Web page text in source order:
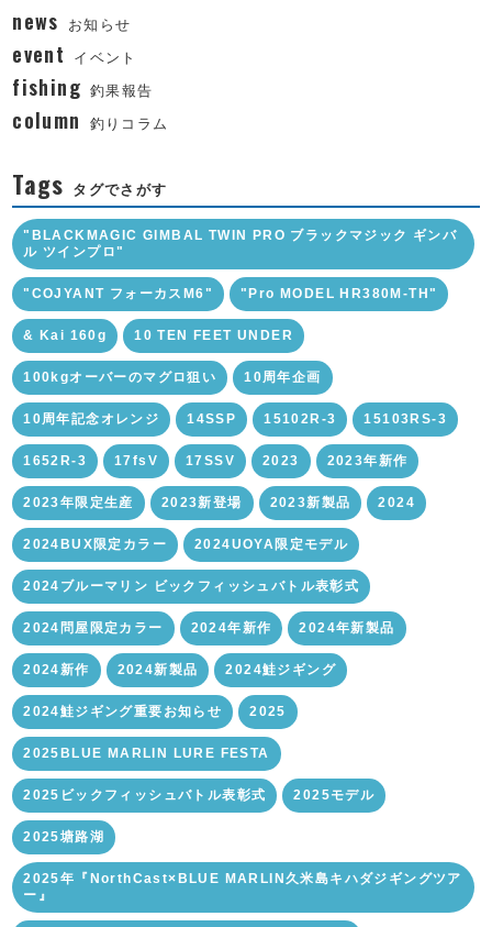
news お知らせ
event イベント
fishing 釣果報告
column 釣りコラム
Tags タグでさがす
"BLACKMAGIC GIMBAL TWIN PRO ブラックマジック ギンバ
ル ツインプロ"
"COJYANT フォーカスM6" "Pro MODEL HR380M-TH"
& Kai 160g 10 TEN FEET UNDER
100kgオーバーのマグロ狙い 10周年企画
10周年記念オレンジ 14SSP 15102R-3 15103RS-3
1652R-3 17fsV 17SSV 2023 2023年新作
2023年限定生産 2023新登場 2023新製品 2024
2024BUX限定カラー 2024UOYA限定モデル
2024ブルーマリン ビックフィッシュバトル表彰式
2024問屋限定カラー 2024年新作 2024年新製品
2024新作 2024新製品 2024鮭ジギング
2024鮭ジギング重要お知らせ 2025
2025BLUE MARLIN LURE FESTA
2025ビックフィッシュバトル表彰式 2025モデル
2025塘路湖
2025年『NorthCast×BLUE MARLIN久米島キハダジギングツア
ー』